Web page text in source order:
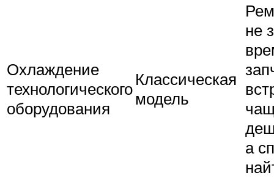
Охлаждение
технологического
оборудования
Классическая
модель
не
а